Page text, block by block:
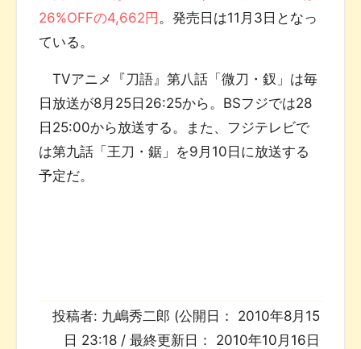
26%OFFの4,662円 。発売日は11月3日となっ
ている。
TVアニメ『刀語』第八話「微刀・釵」は毎
日放送が8月25日26:25から。BSフジでは28
日25:00から放送する。また、フジテレビで
は第九話「王刀・鋸」を9月10日に放送する
予定だ。
投稿者: 九嶋秀二郎 (公開日： 2010年8月15
日 23:18 / 最終更新日： 2010年10月16日